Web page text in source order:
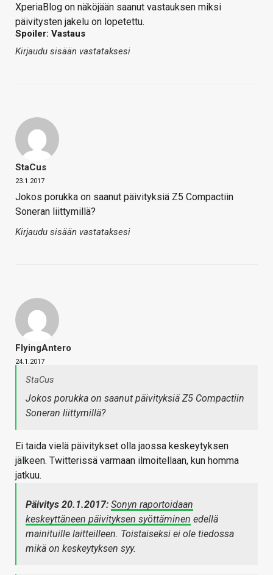
XperiaBlog on näköjään saanut vastauksen miksi
päivitysten jakelu on lopetettu.
Spoiler: Vastaus
Kirjaudu sisään vastataksesi
StaCus
23.1.2017
Jokos porukka on saanut päivityksiä Z5 Compactiin
Soneran liittymillä?
Kirjaudu sisään vastataksesi
FlyingAntero
24.1.2017
StaCus
Jokos porukka on saanut päivityksiä Z5 Compactiin
Soneran liittymillä?
Ei taida vielä päivitykset olla jaossa keskeytyksen
jälkeen. Twitterissä varmaan ilmoitellaan, kun homma
jatkuu.
Päivitys 20.1.2017: Sonyn raportoidaan
keskeyttäneen päivityksen syöttäminen edellä
mainituille laitteilleen. Toistaiseksi ei ole tiedossa
mikä on keskeytyksen syy.